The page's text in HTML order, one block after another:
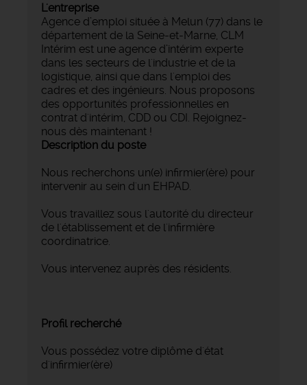
L'entreprise
Agence d’emploi située à Melun (77) dans le
département de la Seine-et-Marne, CLM
Intérim est une agence d’intérim experte
dans les secteurs de l'industrie et de la
logistique, ainsi que dans l'emploi des
cadres et des ingénieurs. Nous proposons
des opportunités professionnelles en
contrat d'intérim, CDD ou CDI. Rejoignez-
nous dès maintenant !
Description du poste
Nous recherchons un(e) infirmier(ère) pour
intervenir au sein d'un EHPAD.
Vous travaillez sous l'autorité du directeur
de l'établissement et de l'infirmière
coordinatrice.
Vous intervenez auprès des résidents.
Profil recherché
Vous possédez votre diplôme d'état
d'infirmier(ère)